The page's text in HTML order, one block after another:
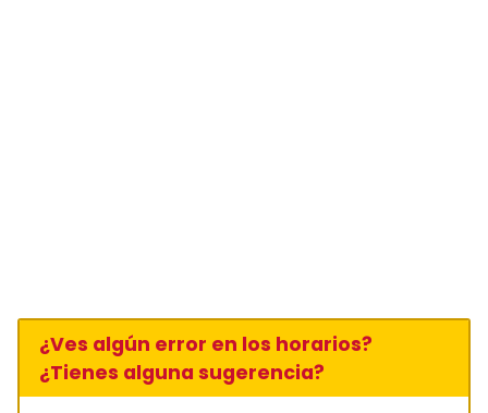
¿Ves algún error en los horarios?
¿Tienes alguna sugerencia?